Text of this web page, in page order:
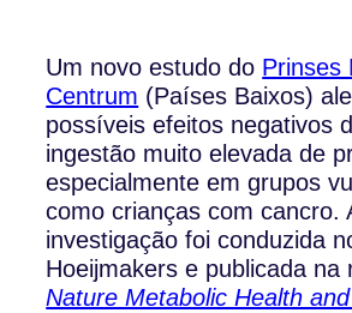
Um novo estudo do Prinses
Centrum (Países Baixos)
possíveis efeitos negativos
ingestão muito elevada de
especialmente em grupos
como crianças com cancro.
investigação foi conduzida
Hoeijmakers e publicada na
Nature Metabolic Health